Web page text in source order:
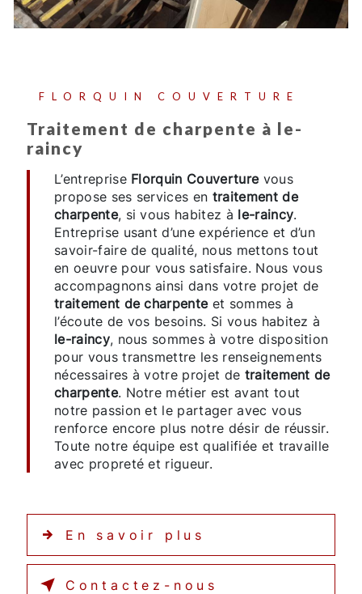
FLORQUIN COUVERTURE
traitement de charpente à le-
raincy
L’entreprise Florquin Couverturevous
propose ses services en traitement de
charpente, si vous habitez à le-raincy.
Entreprise usant d’une expérience et d’un
savoir-faire de qualité, nous mettons tout
en oeuvre pour vous satisfaire. Nous vous
accompagnons ainsi dans votre projet de
traitement de charpenteet sommes à
l’écoute de vos besoins. Si vous habitez à
le-raincy, nous sommes à votre disposition
pour vous transmettre les renseignements
nécessaires à votre projet de traitement de
charpente. Notre métier est avant tout
notre passion et le partager avec vous
renforce encore plus notre désir de réussir.
Toute notre équipe est qualifiée et travaille
avec propreté et rigueur.
En savoir plus
Contactez-nous